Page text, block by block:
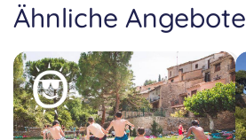
Ähnliche Angebote